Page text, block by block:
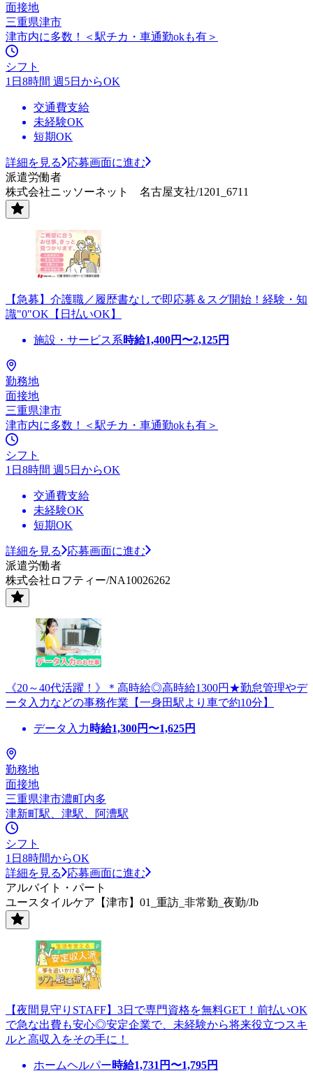
面接地
三重県津市
津市内に多数！＜駅チカ・車通勤okも有＞
シフト
1日8時間 週5日からOK
交通費支給
未経験OK
短期OK
詳細を見る
応募画面に進む
派遣労働者
株式会社ニッソーネット 名古屋支社/1201_6711
【急募】介護職／履歴書なしで即応募＆スグ開始！経験・知
識"0"OK【日払いOK】
施設・サービス系時給1,400円〜2,125円
勤務地
面接地
三重県津市
津市内に多数！＜駅チカ・車通勤okも有＞
シフト
1日8時間 週5日からOK
交通費支給
未経験OK
短期OK
詳細を見る
応募画面に進む
派遣労働者
株式会社ロフティー/NA10026262
《20～40代活躍！》＊高時給◎高時給1300円★勤怠管理やデ
ータ入力などの事務作業【一身田駅より車で約10分】
データ入力 時給1,300円〜1,625円
勤務地
面接地
三重県津市濃町内多
津新町駅、津駅、阿漕駅
シフト
1日8時間からOK
詳細を見る
応募画面に進む
アルバイト・パート
ユースタイルケア【津市】01_重訪_非常勤_夜勤/Jb
【夜間見守りSTAFF】3日で専門資格を無料GET！前払いOK
で急な出費も安心◎安定企業で、未経験から将来役立つスキ
ルと高収入をその手に！
ホームヘルパー時給1,731 円〜1,795円